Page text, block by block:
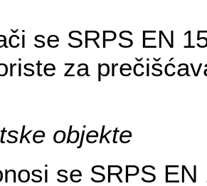
se SRPS EN
za
objekte
se SRPS